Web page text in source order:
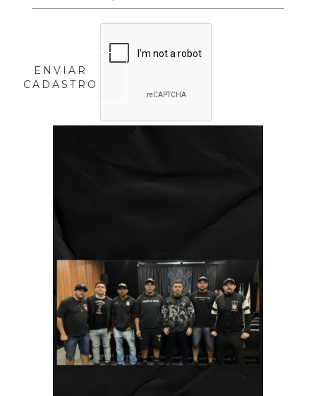
ENVIAR
CADASTRO